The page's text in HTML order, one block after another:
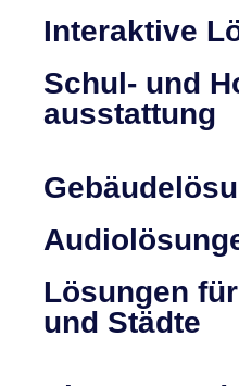
Interaktive
Schul- und
ausstattung
Lösungen
und Städte